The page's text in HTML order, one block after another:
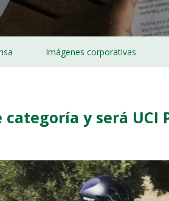
Imágenes corporativas
y será UCI